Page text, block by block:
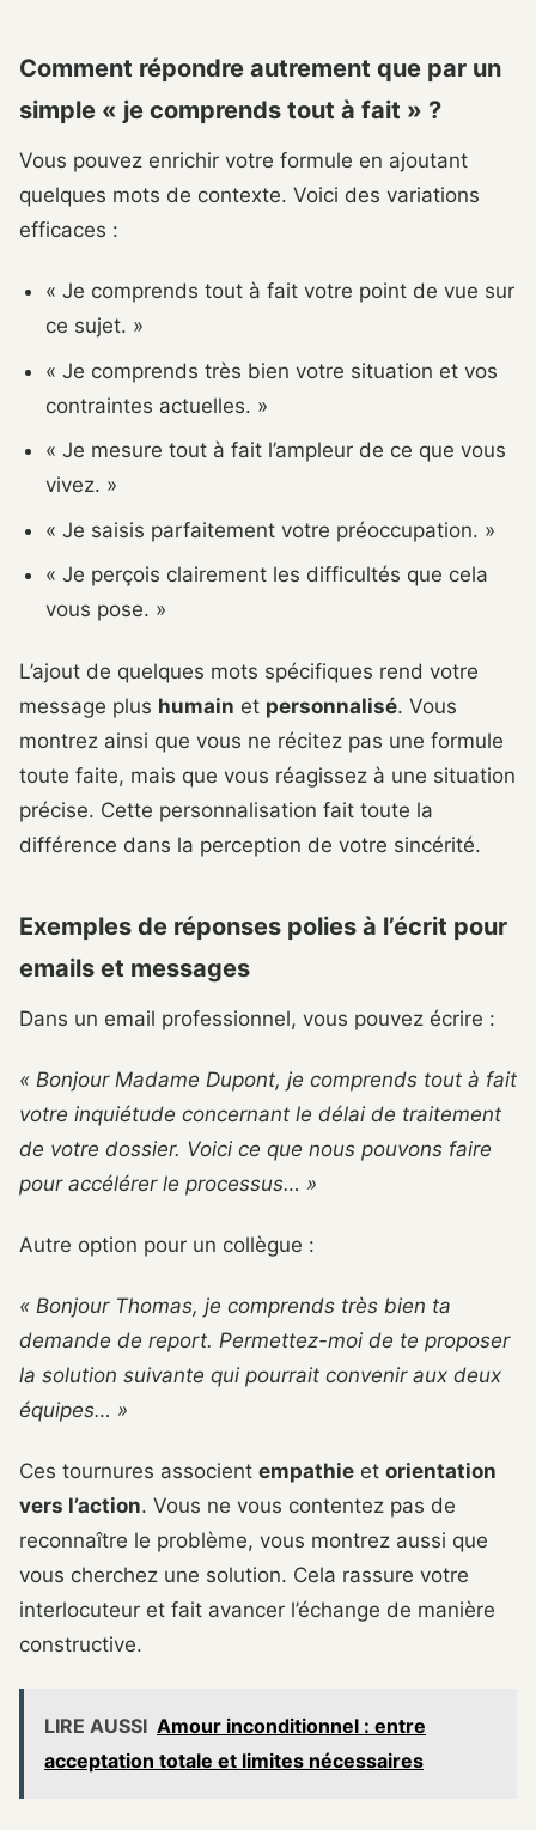
Comment répondre autrement que par un
simple « je comprends tout à fait » ?
Vous pouvez enrichir votre formule en ajoutant
quelques mots de contexte. Voici des variations
efficaces :
« Je comprends tout à fait votre point de vue sur
ce sujet. »
« Je comprends très bien votre situation et vos
contraintes actuelles. »
« Je mesure tout à fait l’ampleur de ce que vous
vivez. »
« Je saisis parfaitement votre préoccupation. »
« Je perçois clairement les difficultés que cela
vous pose. »
L’ajout de quelques mots spécifiques rend votre
message plus humain et personnalisé. Vous
montrez ainsi que vous ne récitez pas une formule
toute faite, mais que vous réagissez à une situation
précise. Cette personnalisation fait toute la
différence dans la perception de votre sincérité.
Exemples de réponses polies à l’écrit pour
emails et messages
Dans un email professionnel, vous pouvez écrire :
« Bonjour Madame Dupont, je comprends tout à fait
votre inquiétude concernant le délai de traitement
de votre dossier. Voici ce que nous pouvons faire
pour accélérer le processus… »
Autre option pour un collègue :
« Bonjour Thomas, je comprends très bien ta
demande de report. Permettez-moi de te proposer
la solution suivante qui pourrait convenir aux deux
équipes… »
Ces tournures associent empathie et orientation
vers l’action. Vous ne vous contentez pas de
reconnaître le problème, vous montrez aussi que
vous cherchez une solution. Cela rassure votre
interlocuteur et fait avancer l’échange de manière
constructive.
LIRE AUSSI Amour inconditionnel : entre
acceptation totale et limites nécessaires